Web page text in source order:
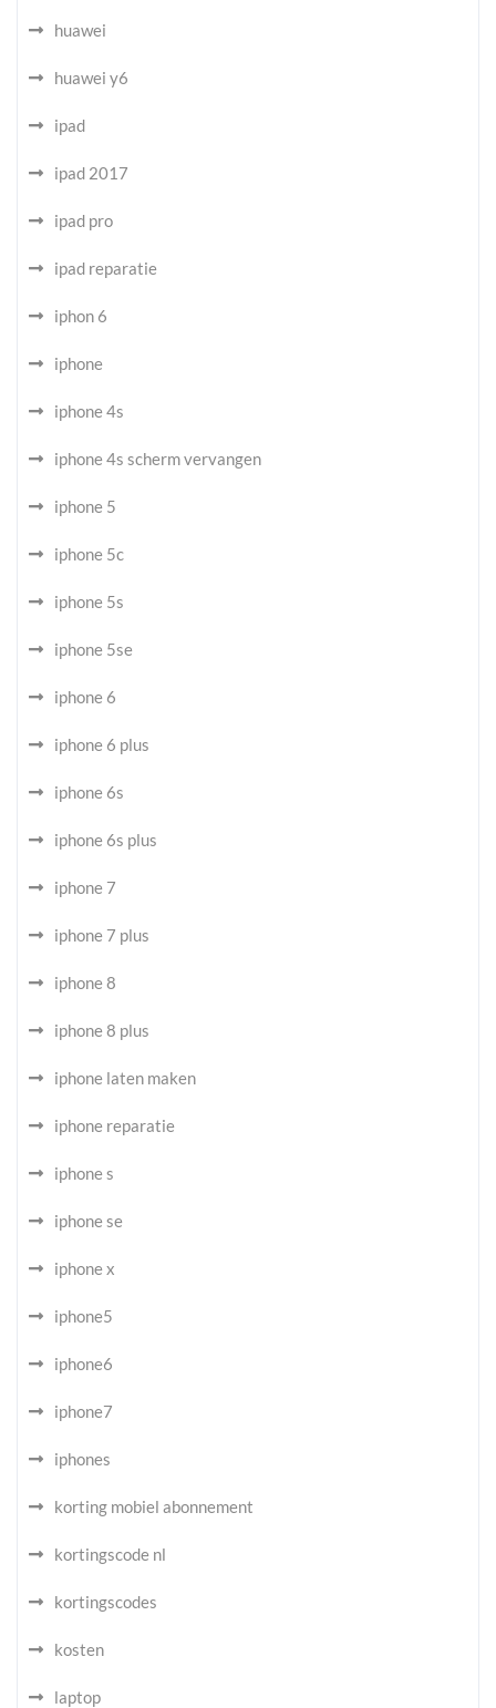
huawei
huawei y6
ipad
ipad 2017
ipad pro
ipad reparatie
iphon 6
iphone
iphone 4s
iphone 4s scherm vervangen
iphone 5
iphone 5c
iphone 5s
iphone 5se
iphone 6
iphone 6 plus
iphone 6s
iphone 6s plus
iphone 7
iphone 7 plus
iphone 8
iphone 8 plus
iphone laten maken
iphone reparatie
iphone s
iphone se
iphone x
iphone5
iphone6
iphone7
iphones
korting mobiel abonnement
kortingscode nl
kortingscodes
kosten
laptop